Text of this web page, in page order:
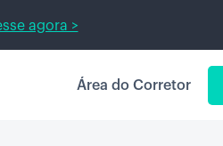
agora >
Área do Corretor